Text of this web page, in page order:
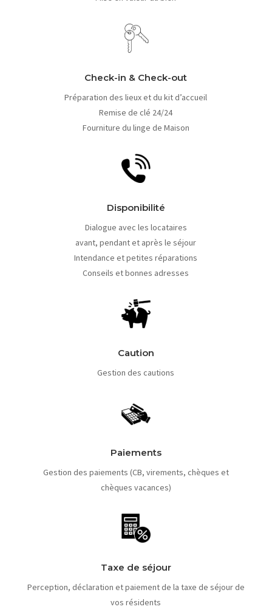
Check-in & Check-out
Préparation des lieux et du kit d’accueil
Remise de clé 24/24
Fourniture du linge de Maison
Disponibilité
Dialogue avec les locataires
avant, pendant et après le séjour
Intendance et petites réparations
Conseils et bonnes adresses
Caution
Gestion des cautions
Paiements
Gestion des paiements (CB, virements, chèques et
chèques vacances)
Taxe de séjour
Perception, déclaration et paiement de la taxe de séjour de
vos résidents